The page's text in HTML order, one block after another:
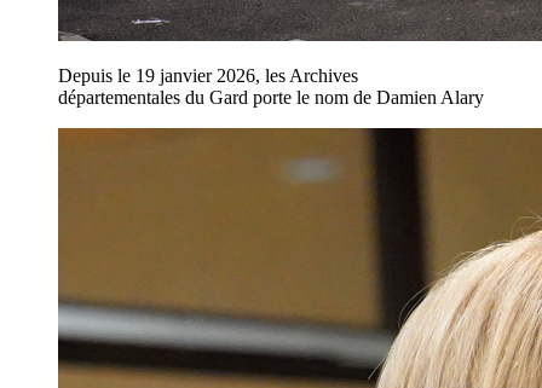
Depuis le 19 janvier 2026, les Archives
départementales du Gard porte le nom de Damien Alary